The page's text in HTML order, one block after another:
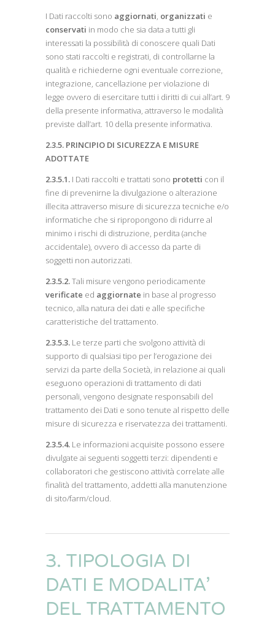
I Dati raccolti sono aggiornati, organizzati e
conservati in modo che sia data a tutti gli
interessati la possibilità di conoscere quali Dati
sono stati raccolti e registrati, di controllarne la
qualità e richiederne ogni eventuale correzione,
integrazione, cancellazione per violazione di
legge ovvero di esercitare tutti i diritti di cui all’art. 9
della presente informativa, attraverso le modalità
previste dall’art. 10 della presente informativa.
2.3.5. PRINCIPIO DI SICUREZZA E MISURE
ADOTTATE
2.3.5.1. I Dati raccolti e trattati sono protetti con il
fine di prevenirne la divulgazione o alterazione
illecita attraverso misure di sicurezza tecniche e/o
informatiche che si ripropongono di ridurre al
minimo i rischi di distruzione, perdita (anche
accidentale), ovvero di accesso da parte di
soggetti non autorizzati.
2.3.5.2.Tali misure vengono periodicamente
verificate ed aggiornate in base al progresso
tecnico, alla natura dei dati e alle specifiche
caratteristiche del trattamento.
2.3.5.3. Le terze parti che svolgono attività di
supporto di qualsiasi tipo per l’erogazione dei
servizi da parte della Società, in relazione ai quali
eseguono operazioni di trattamento di dati
personali, vengono designate responsabili del
trattamento dei Dati e sono tenute al rispetto delle
misure di sicurezza e riservatezza dei trattamenti.
2.3.5.4. Le informazioni acquisite possono essere
divulgate ai seguenti soggetti terzi: dipendenti e
collaboratori che gestiscono attività correlate alle
finalità del trattamento, addetti alla manutenzione
di sito/farm/cloud.
3. TIPOLOGIA DI
DATI E MODALITA’
DEL TRATTAMENTO